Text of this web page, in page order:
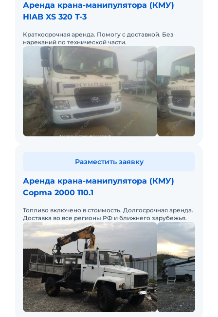
Аренда крана-манипулятора (КМУ)
HIAB XS 320 T-3
Краткосрочная аренда. Помогу с доставкой. Без
нареканий по технической части.
Аренда крана-манипулятора (КМУ)
Copma 2000 110.1
Топливо включено в стоимость. Долгосрочная аренда.
Доставка во все регионы РФ и ближнего зарубежья.
Разместить заявку